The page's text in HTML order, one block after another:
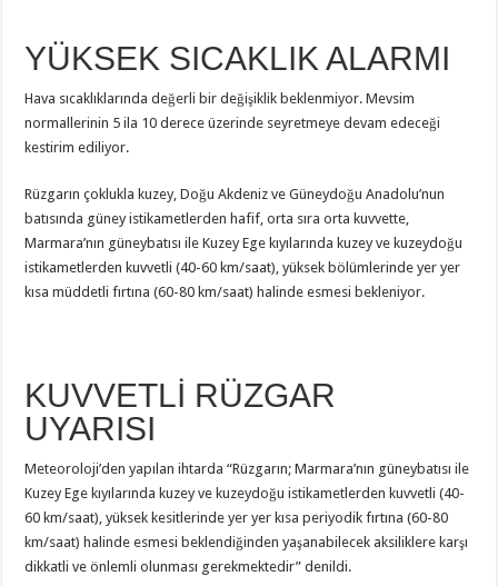
YÜKSEK SICAKLIK ALARMI
Hava sıcaklıklarında değerli bir değişiklik beklenmiyor. Mevsim
normallerinin 5 ila 10 derece üzerinde seyretmeye devam edeceği
kestirim ediliyor.
Rüzgarın çoklukla kuzey, Doğu Akdeniz ve Güneydoğu Anadolu’nun
batısında güney istikametlerden hafif, orta sıra orta kuvvette,
Marmara’nın güneybatısı ile Kuzey Ege kıyılarında kuzey ve kuzeydoğu
istikametlerden kuvvetli (40-60 km/saat), yüksek bölümlerinde yer yer
kısa müddetli fırtına (60-80 km/saat) halinde esmesi bekleniyor.
KUVVETLİ RÜZGAR
UYARISI
Meteoroloji’den yapılan ihtarda “Rüzgarın; Marmara’nın güneybatısı ile
Kuzey Ege kıyılarında kuzey ve kuzeydoğu istikametlerden kuvvetli (40-
60 km/saat), yüksek kesitlerinde yer yer kısa periyodik fırtına (60-80
km/saat) halinde esmesi beklendiğinden yaşanabilecek aksiliklere karşı
dikkatli ve önlemli olunması gerekmektedir” denildi.